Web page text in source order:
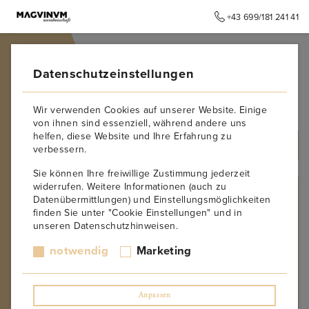
+43 699/181 241 41
Hacienda Monasterio
PRODUZENT
Kurt Angerer
Château Paradis
Forjas del Salnes – Rodrigo Mendez
Weingut Toni Söllner
Weingut Roxanich
Datenschutzeinstellungen
Wir verwenden Cookies auf unserer Website. Einige
von ihnen sind essenziell, während andere uns
helfen, diese Website und Ihre Erfahrung zu
verbessern.
Sie können Ihre freiwillige Zustimmung jederzeit
widerrufen. Weitere Informationen (auch zu
Datenübermittlungen) und Einstellungsmöglichkeiten
finden Sie unter "Cookie Einstellungen" und in
unseren Datenschutzhinweisen.
notwendig Marketing
Anpassen